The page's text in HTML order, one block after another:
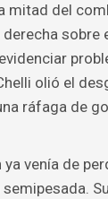
mitad del
sobre
olió el
ráfaga de
venía de